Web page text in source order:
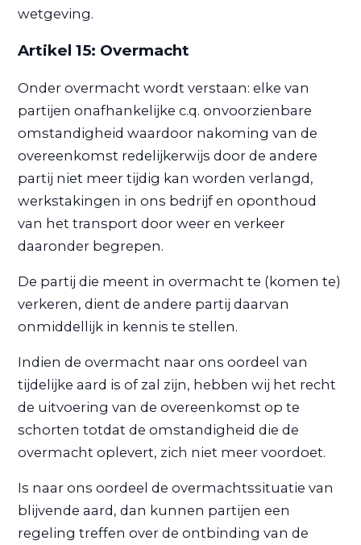
wetgeving.
Artikel 15: Overmacht
Onder overmacht wordt verstaan: elke van
partijen onafhankelijke c.q. onvoorzienbare
omstandigheid waardoor nakoming van de
overeenkomst redelijkerwijs door de andere
partij niet meer tijdig kan worden verlangd,
werkstakingen in ons bedrijf en oponthoud
van het transport door weer en verkeer
daaronder begrepen.
De partij die meent in overmacht te (komen te)
verkeren, dient de andere partij daarvan
onmiddellijk in kennis te stellen.
Indien de overmacht naar ons oordeel van
tijdelijke aard is of zal zijn, hebben wij het recht
de uitvoering van de overeenkomst op te
schorten totdat de omstandigheid die de
overmacht oplevert, zich niet meer voordoet.
Is naar ons oordeel de overmachtssituatie van
blijvende aard, dan kunnen partijen een
regeling treffen over de ontbinding van de